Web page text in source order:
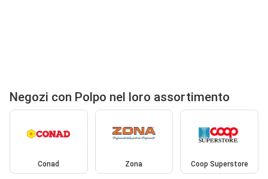
Negozi con Polpo nel loro assortimento
Conad Zona Coop Superstore